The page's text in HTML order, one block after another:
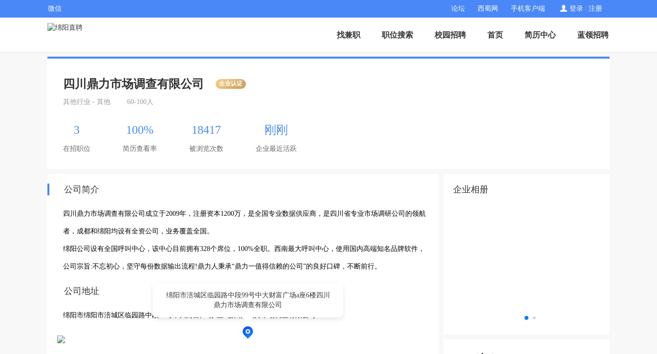
微信 论坛 西蜀网 手机客户端 登录 注册
找兼职 职位搜索 校园招聘 首页 简历中心 蓝领招聘
四川鼎力市场调查有限公司 企业认证
其他行业 - 其他 60-100人
3
在招职位
100%
简历查看率
18417
被浏览次数
刚刚
企业最近活跃
公司简介
四川鼎力市场调查有限公司成立于2009年，注册资本1200万，是全国专业数据供应商，是四川省专业市场调研公司的领航
者，成都和绵阳均设有全资公司，业务覆盖全国。
绵阳公司设有全国呼叫中心，该中心目前拥有328个席位，100%全职。西南最大呼叫中心，使用国内高端知名品牌软件，
公司宗旨:不忘初心，坚守每份数据输出流程!鼎力人秉承“鼎力一值得信赖的公司”的良好口碑，不断前行。
公司地址
绵阳市绵阳市涪城区临园路中段99号中大财富广场a座6楼四川鼎力市场调查有限公司
绵阳市涪城区临园路中段99号中大财富广场a座6楼四川
鼎力市场调查有限公司
企业相册